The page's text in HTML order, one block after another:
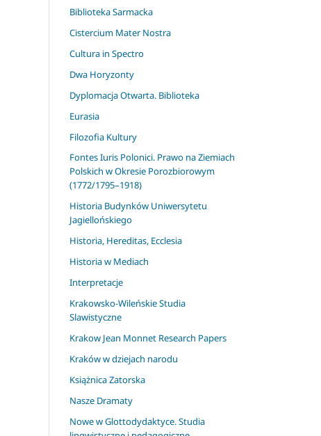
Biblioteka Sarmacka
Cistercium Mater Nostra
Cultura in Spectro
Dwa Horyzonty
Dyplomacja Otwarta. Biblioteka
Eurasia
Filozofia Kultury
Fontes Iuris Polonici. Prawo na Ziemiach
Polskich w Okresie Porozbiorowym
(1772/1795–1918)
Historia Budynków Uniwersytetu
Jagiellońskiego
Historia, Hereditas, Ecclesia
Historia w Mediach
Interpretacje
Krakowsko-Wileńskie Studia
Slawistyczne
Krakow Jean Monnet Research Papers
Kraków w dziejach narodu
Książnica Zatorska
Nasze Dramaty
Nowe w Glottodydaktyce. Studia